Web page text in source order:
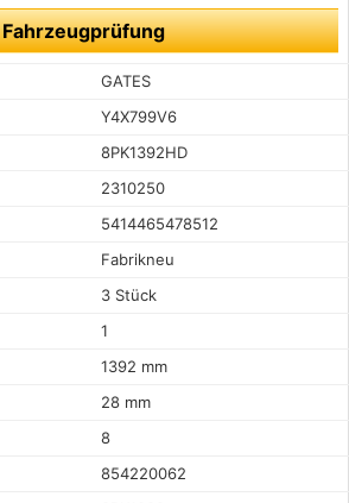
Fahrzeugprüfung
GATES
Y4X799V6
8PK1392HD
2310250
5414465478512
Fabrikneu
3 Stück
1
1392 mm
28 mm
8
854220062